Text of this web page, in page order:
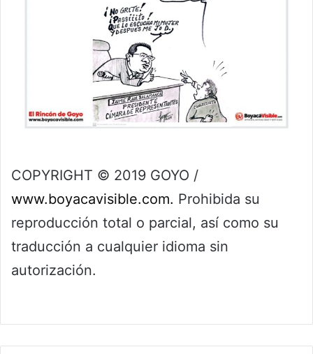
COPYRIGHT © 2019 GOYO /
www.boyacavisible.com. Prohibida su
reproducción total o parcial, así como su
traducción a cualquier idioma sin
autorización.